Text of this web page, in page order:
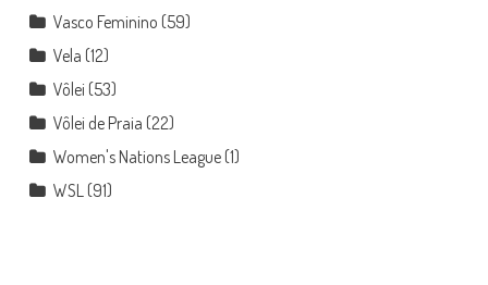
Vasco Feminino (59)
Vela (12)
Vôlei (53)
Vôlei de Praia (22)
Women's Nations League(1)
WSL (91)